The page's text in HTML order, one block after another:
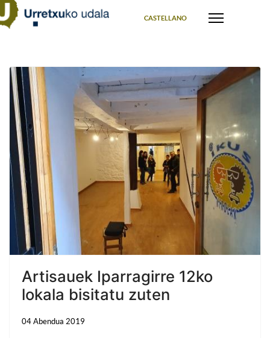
CASTELLANO
Artisauek Iparragirre 12ko
lokala bisitatu zuten
04 Abendua 2019